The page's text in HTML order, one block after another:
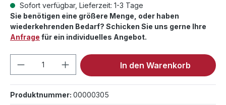
Sofort verfügbar, Lieferzeit: 1-3 Tage
Sie benötigen eine größere Menge, oder haben
wiederkehrenden Bedarf? Schicken Sie uns gerne Ihre
Anfrage für ein individuelles Angebot.
Produkt Anzahl: Gib denIn den Warenkorb
Produktnummer: 00000305